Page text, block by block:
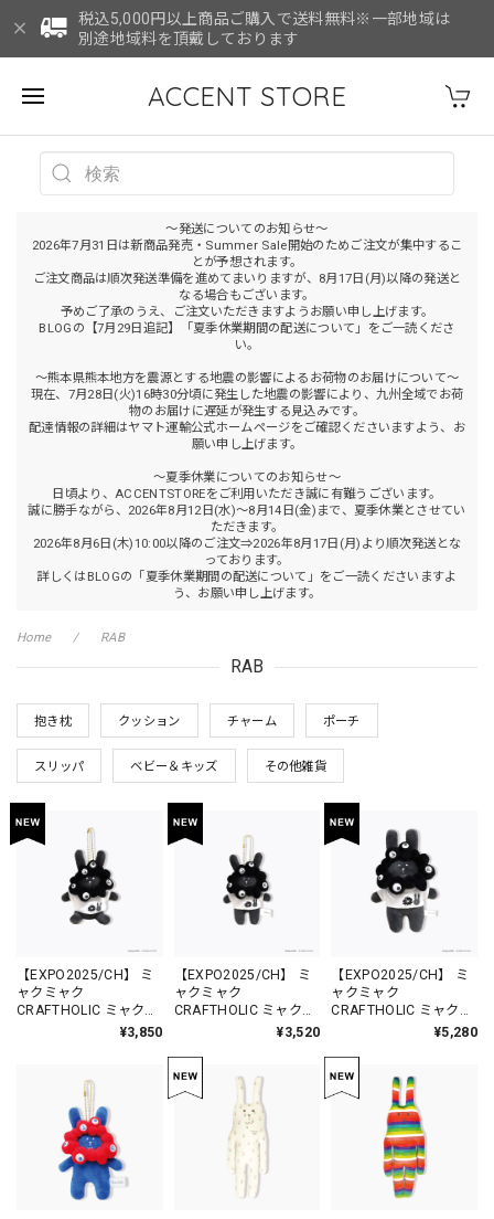
税込5,000円以上商品ご購入で送料無料※一部地域は
別途地域料を頂戴しております
ACCENT STORE
～発送についてのお知らせ～
2026年7月31日は新商品発売・Summer Sale開始のためご注文が集中するこ
とが予想されます。
ご注文商品は順次発送準備を進めてまいりますが、8月17日(月)以降の発送と
なる場合もございます。
予めご了承のうえ、ご注文いただきますようお願い申し上げます。
BLOGの【7月29日追記】「夏季休業期間の配送について」をご一読くださ
い。
～熊本県熊本地方を震源とする地震の影響によるお荷物のお届けについて～
現在、7月28日(火)16時30分頃に発生した地震の影響により、九州全域でお荷
物のお届けに遅延が発生する見込みです。
配達情報の詳細はヤマト運輸公式ホームページをご確認くださいますよう、お
願い申し上げます。
～夏季休業についてのお知らせ～
日頃より、ACCENTSTOREをご利用いただき誠に有難うございます。
誠に勝手ながら、2026年8月12日(水)～8月14日(金)まで、夏季休業とさせてい
ただきます。
2026年8月6日(木)10:00以降のご注文⇒2026年8月17日(月)より順次発送とな
っております。
詳しくはBLOGの「夏季休業期間の配送について」をご一読くださいますよ
う、お願い申し上げます。
Home RAB
RAB
抱き枕 クッション チャーム ポーチ
スリッパ ベビー＆キッズ その他雑貨
【EXPO2025/CH】 ミ
ャクミャク
CRAFTHOLIC ミャクミ
ャクなりきりおすわり
¥3,850
【EXPO2025/CH】 ミ
ャクミャク
CRAFTHOLIC ミャクミ
ャクなりきりマスコッ
¥3,520
【EXPO2025/CH】 ミ
ャクミャク
CRAFTHOLIC ミャクミ
ャクなりきりマスコッ
¥5,280